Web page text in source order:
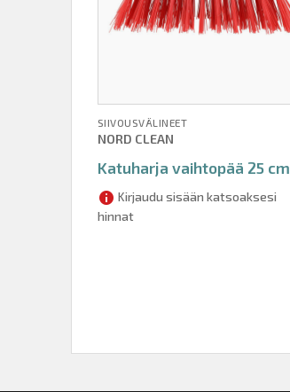
SIIVOUSVÄLINEET
NORD CLEAN
Katuharja vaihtopää 25 cm
Kirjaudu sisään katsoaksesi
hinnat